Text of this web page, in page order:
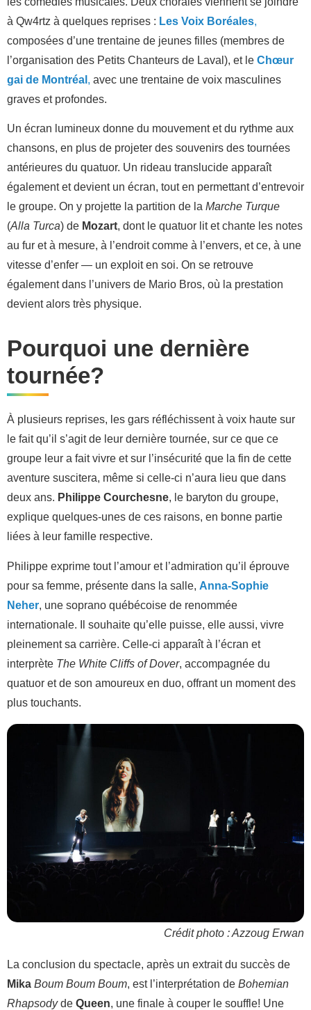
à Qw4rtz à quelques reprises : Les Voix Boréales,
composées d’une trentaine de jeunes filles (membres de
l’organisation des Petits Chanteurs de Laval), et le Chœur
gai de Montréal , avec une trentaine de voix masculines
graves et profondes.
Un écran lumineux donne du mouvement et du rythme aux
chansons, en plus de projeter des souvenirs des tournées
antérieures du quatuor. Un rideau translucide apparaît
également et devient un écran, tout en permettant d’entrevoir
le groupe. On y projette la partition de la Marche Turque
(Alla Turca) de Mozart, dont le quatuor lit et chante les notes
au fur et à mesure, à l’endroit comme à l’envers, et ce, à une
vitesse d’enfer — un exploit en soi. On se retrouve
également dans l’univers de Mario Bros, où la prestation
devient alors très physique.
Pourquoi une dernière
tournée?
À plusieurs reprises, les gars réfléchissent à voix haute sur
le fait qu’il s’agit de leur dernière tournée, sur ce que ce
groupe leur a fait vivre et sur l’insécurité que la fin de cette
aventure suscitera, même si celle-ci n’aura lieu que dans
deux ans. Philippe Courchesne, le baryton du groupe,
explique quelques-unes de ces raisons, en bonne partie
liées à leur famille respective.
Philippe exprime tout l’amour et l’admiration qu’il éprouve
pour sa femme, présente dans la salle, Anna-Sophie
Neher, une soprano québécoise de renommée
internationale. Il souhaite qu’elle puisse, elle aussi, vivre
pleinement sa carrière. Celle-ci apparaît à l’écran et
interprète The White Cliffs of Dover, accompagnée du
quatuor et de son amoureux en duo, offrant un moment des
plus touchants.
Crédit photo : Azzoug Erwan
La conclusion du spectacle, après un extrait du succès de
Mika Boum Boum Boum, est l’interprétation de Bohemian
Rhapsodyde Queen, une finale à couper le souffle! Une